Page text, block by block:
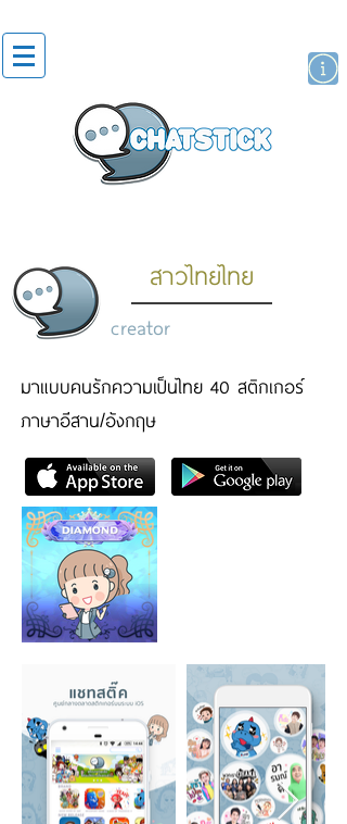
สาวไทยไทย
creator
มาแบบคนรักความเป็นไทย 40 สติกเกอร์
ภาษาอีสาน/อังกฤษ